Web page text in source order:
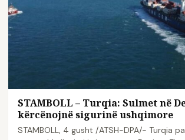
STAMBOLL – Turqia: Sulmet në
kërcënojnë sigurinë ushqimore
STAMBOLL, 4 gusht /ATSH-DPA/- Turqia